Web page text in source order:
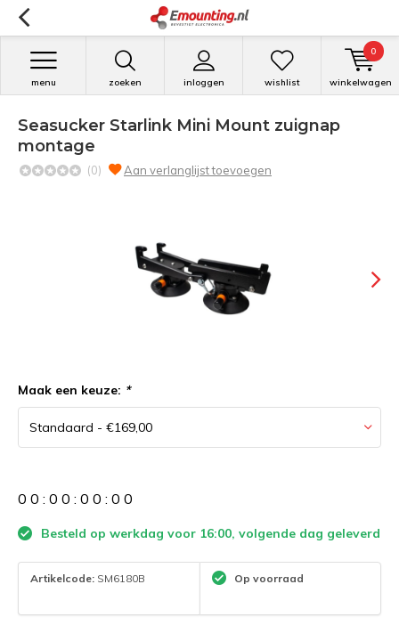
zoeken inloggen
menu wishlist winkelwagen
0
Seasucker Starlink Mini Mount zuignap
montage
(0) Aan verlanglijst toevoegen
Maak een keuze: *
0 0 : 0 0 : 0 0 : 0 0
Besteld op werkdag voor 16:00, volgende dag geleverd
Artikelcode: SM6180B Op voorraad